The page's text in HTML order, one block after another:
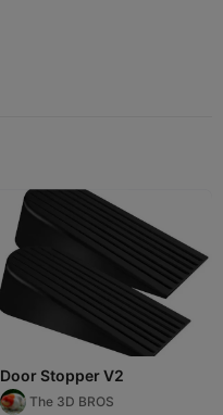
Door Stopper V2
The 3D BROS